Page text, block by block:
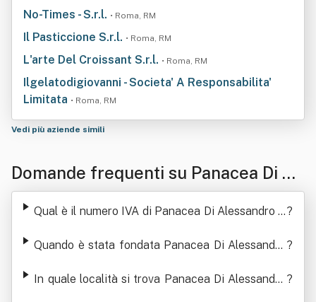
No-Times - S.r.l. • Roma, RM
Il Pasticcione S.r.l. • Roma, RM
L'arte Del Croissant S.r.l. • Roma, RM
Ilgelatodigiovanni - Societa' A Responsabilita'
Limitata • Roma, RM
Vedi più aziende simili
Domande frequenti su Panacea Di Al
essandro Celli S.a.s.
Qual è il numero IVA di Panacea Di Alessandro C?
Quando è stata fondata Panacea Di Alessandro ?
In quale località si trova Panacea Di Alessandro ?